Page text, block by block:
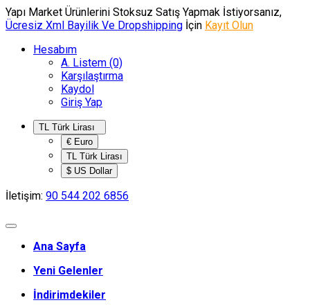
Yapı Market Ürünlerini Stoksuz Satış Yapmak İstiyorsanız,
Ücresiz Xml Bayilik Ve Dropshipping İçin Kayıt Olun
Hesabım
A. Listem (0)
Karşılaştırma
Kaydol
Giriş Yap
€ Euro
TL Türk Lirası
$ US Dollar
İletişim: 90 544 202 6856
Ana Sayfa
Yeni Gelenler
İndirimdekiler